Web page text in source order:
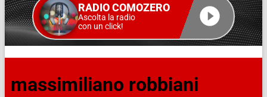
RADIO COMOZERO
Ascolta la radio
con un click!
massimiliano robbiani